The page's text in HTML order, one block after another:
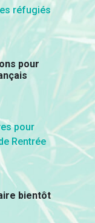
pour
bientôt